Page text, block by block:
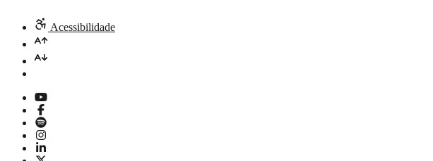
Acessibilidade